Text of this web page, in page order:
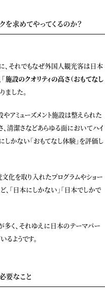
求めてやってくるのか？
、それでもなぜ外国人観光客は日本
「施設のクオリティの高さ（おもてなし
ました。
アミューズメント施設は整えられた
、清潔さなどあらゆる面においてハイ
しかない「おもてなし体験」を評価し
化を取り入れたプログラムやショー
、「日本にしかない」「日本でしかで
く、それゆえに日本のテーマパー
ようです。
要なこと